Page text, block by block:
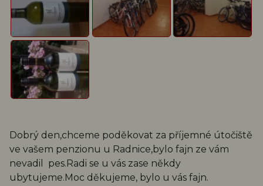
Dobrý den,chceme poděkovat za příjemné útočiště
ve vašem penzionu u Radnice,bylo fajn ze vám
nevadil pes.Radi se u vás zase někdy
ubytujeme.Moc děkujeme, bylo u vás fajn.